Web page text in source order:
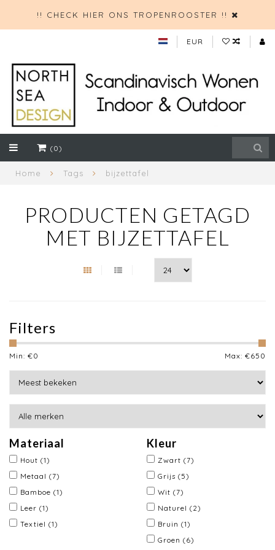
!! CHECK HIER ONS TROPENROOSTER !!
EUR
(0)
Home Tags bijzettafel
PRODUCTEN GETAGD
MET BIJZETTAFEL
Filters
Min: €0 Max: €650
Materiaal
Hout (1)
Metaal (7)
Bamboe (1)
Leer (1)
Textiel (1)
Kleur
Zwart (7)
Grijs (5)
Wit (7)
Naturel (2)
Bruin (1)
Groen (6)